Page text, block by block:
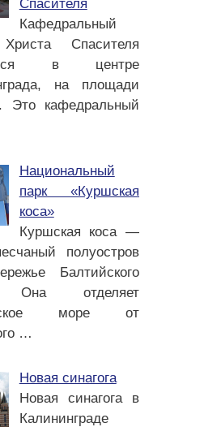
Спасителя
Кафедральный
Спасителя
в центре
на площади
Это кафедральный
Национальный
парк «Куршская
коса»
Куршская коса —
полуостров
Балтийского
Она отделяет
море от
…
Новая синагога
Новая синагога в
Калининграде